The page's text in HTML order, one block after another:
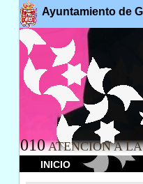
Ayuntamiento de
010 ATENCION A
INICIO